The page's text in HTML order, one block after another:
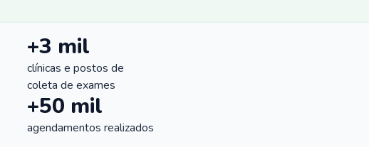
+3 mil
clínicas e postos de
coleta de exames
+50 mil
agendamentos realizados